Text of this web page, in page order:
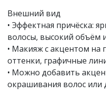
Внешний вид
• Эффектная причёска:
волосы, высокий объём
• Макияж с акцентом на
оттенки, графичные
• Можно добавить
окрашивания волос или